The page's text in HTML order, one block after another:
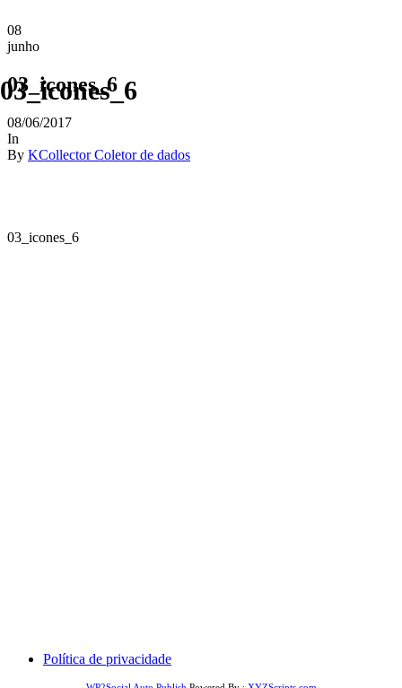
03_icones_6
08
junho
03_icones_6
08/06/2017
In
By KCollector Coletor de dados
03_icones_6
Política de privacidade